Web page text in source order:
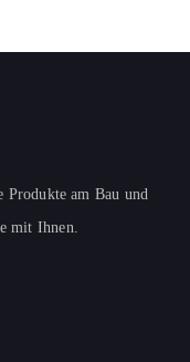
Produkte am Bau und
mit Ihnen.